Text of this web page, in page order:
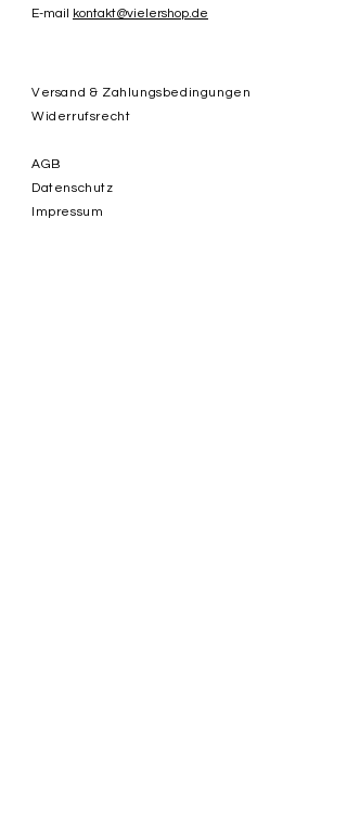
E-mail
kontakt@vielershop.de
Versand & Zahlungsbedingungen
Widerrufsrecht
AGB
Datenschutz
Impressum